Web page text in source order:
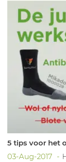
5 tips voor het
03-Aug-2017